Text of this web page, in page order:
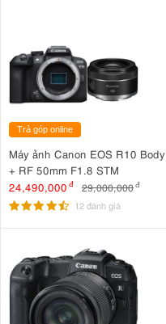
Trả góp online
Máy ảnh Canon EOS R10 Body
+ RF 50mm F1.8 STM
24,490,000 đ 29,000,000đ
12 đánh giá